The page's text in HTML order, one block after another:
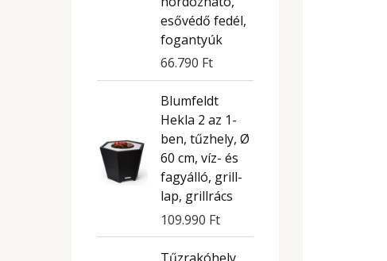
esővédő fedél,
fogantyúk
66.790 Ft
Blumfeldt
Hekla 2 az 1-
ben, tűzhely, Ø
60 cm, víz- és
fagyálló, grill-
lap, grillrács
109.990 Ft